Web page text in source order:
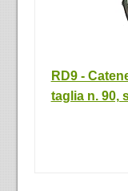
RD9 -
taglia n. 90,